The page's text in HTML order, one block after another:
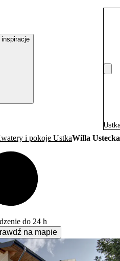
inspiracje
i pokoje UstkaWilla Ustecka
do 24 h
na mapie